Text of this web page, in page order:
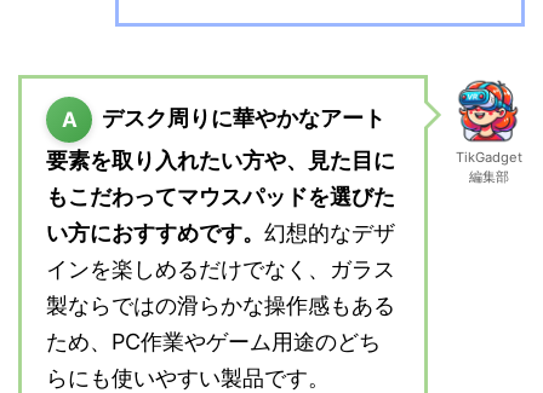
A
デスク周りに華やかなアート
要素を取り入れたい方や、見た目に
もこだわってマウスパッドを選びた
い方におすすめです。 幻想的なデザ
インを楽しめるだけでなく、ガラス
製ならではの滑らかな操作感もある
ため、PC作業やゲーム用途のどち
らにも使いやすい製品です。
TikGadget
編集部